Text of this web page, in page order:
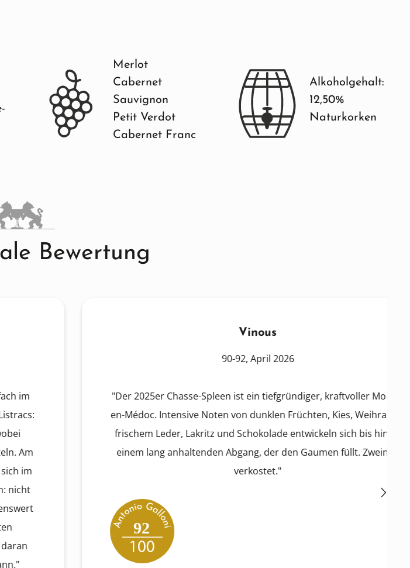
Merlot
Cabernet
Sauvignon
Petit Verdot
Cabernet Franc
Alkoholgehalt:
12,50%
Naturkorken
Bewertung
90-92, April 2026
"Der 2025er Chasse-Spleen ist ein tiefgründiger, kraftvoller Moulis-
en-Médoc. Intensive Noten von dunklen Früchten, Kies, Weihrauch,
frischem Leder, Lakritz und Schokolade entwickeln sich bis hin zu
einem lang anhaltenden Abgang, der den Gaumen füllt. Zweimal